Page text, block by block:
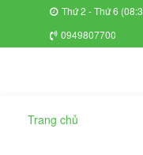
Thứ 2 - Thứ 6
0949807700
Trang chủ